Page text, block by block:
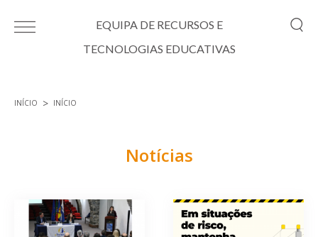
EQUIPA DE RECURSOS E
TECNOLOGIAS EDUCATIVAS
INÍCIO INÍCIO
Notícias
Páginas